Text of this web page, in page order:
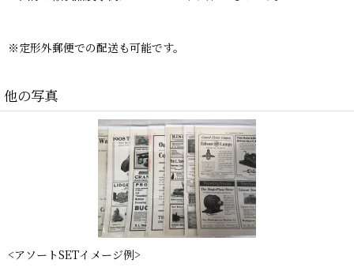
※定形外郵便での配送も可能です。
他の写真
<アソートSETイメージ例>